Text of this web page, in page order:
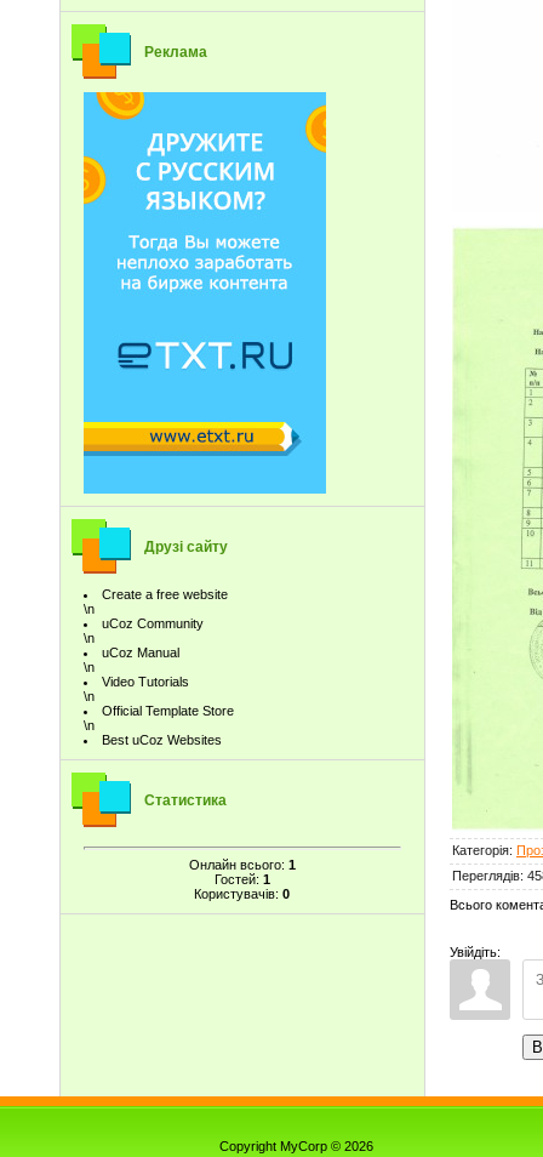
Реклама
Друзі сайту
Create a free website
\n
uCoz Community
\n
uCoz Manual
\n
Video Tutorials
\n
Official Template Store
\n
Best uCoz Websites
Статистика
Онлайн всього: 1
Гостей: 1
Користувачів:0
Категорія:
Переглядів:
Всього
Увійдіть:
Copyright MyCorp © 2026